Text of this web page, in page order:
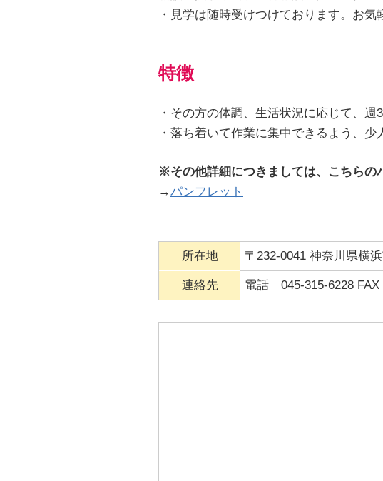
・見学は随時受けつけております。お気
特徴
・その方の体調、生活状況に応じて、週
・落ち着いて作業に集中できるよう、
※その他詳細につきましては、こちらの
→パンフレット
所在地 〒232-0041 神奈川県横
連絡先 電話 045-315-6228